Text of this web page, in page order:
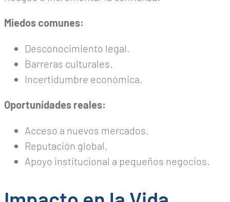
Miedos comunes:
Desconocimiento legal.
Barreras culturales.
Incertidumbre económica.
Oportunidades reales:
Acceso a nuevos mercados.
Reputación global.
Apoyo institucional a pequeños negocios.